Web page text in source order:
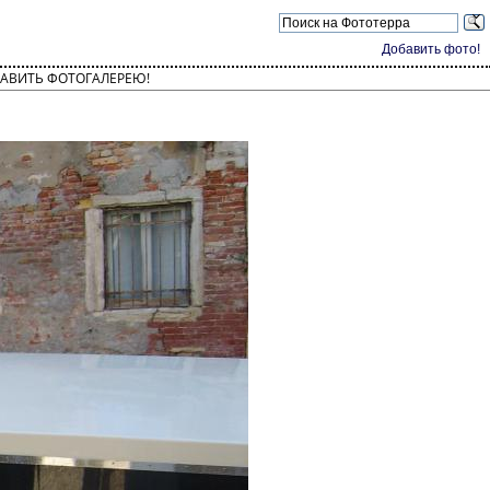
Добавить фото!
ФОТОГАЛЕРЕЮ!